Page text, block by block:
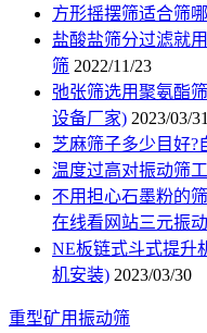
方形摇摆筛适合筛
盐酸盐筛分过滤就
筛 2022/11/23
弛张筛选用聚氨酯
设备厂家) 2023/03/31
芝麻筛子多少目好?
温度过高对振动筛
不用担心石墨粉的
在线看网站三元振
NE板链式斗式提升
机安装) 2023/03/30
重型矿用振动筛